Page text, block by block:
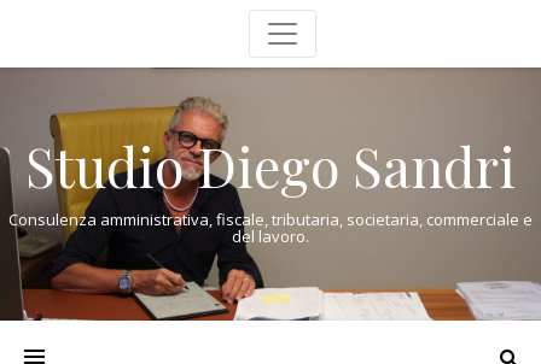
Studio Diego Sandri
Consulenza amministrativa, fiscale, tributaria, societaria, commerciale e
del lavoro.